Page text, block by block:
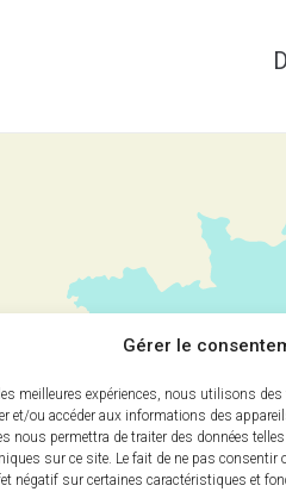
Gérer le
meilleures expériences, nous utilisons
et/ou accéder aux informations des
nous permettra de traiter des données
sur ce site. Le fait de ne pas consentir
négatif sur certaines caractéristiques et